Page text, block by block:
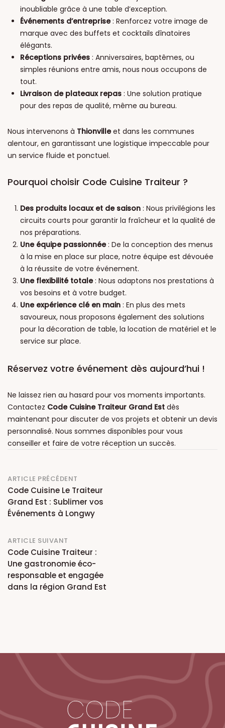
inoubliable grâce à une table d’exception.
Événements d’entreprise: Renforcez votre image de
marque avec des buffets et cocktails dînatoires
élégants.
Réceptions privées : Anniversaires, baptêmes, ou
simples réunions entre amis, nous nous occupons de
tout.
Livraison de plateaux repas : Une solution pratique
pour des repas de qualité, même au bureau.
Nous intervenons à Thionvilleet dans les communes
alentour, en garantissant une logistique impeccable pour
un service fluide et ponctuel.
Pourquoi choisir Code Cuisine Traiteur ?
Des produits locaux et de saison : Nous privilégions les
circuits courts pour garantir la fraîcheur et la qualité de
nos préparations.
Une équipe passionnée: De la conception des menus
à la mise en place sur place, notre équipe est dévouée
à la réussite de votre événement.
Une flexibilité totale: Nous adaptons nos prestations à
vos besoins et à votre budget.
Une expérience clé en main : En plus des mets
savoureux, nous proposons également des solutions
pour la décoration de table, la location de matériel et le
service sur place.
Réservez votre événement dès aujourd’hui !
Ne laissez rien au hasard pour vos moments importants.
Contactez Code Cuisine Traiteur Grand Est dès
maintenant pour discuter de vos projets et obtenir un devis
personnalisé. Nous sommes disponibles pour vous
conseiller et faire de votre réception un succès.
Post
navigation
ARTICLE PRÉCÉDENT
Code Cuisine Le Traiteur
Grand Est : Sublimer vos
Événements à Longwy
ARTICLE SUIVANT
Code Cuisine Traiteur :
Une gastronomie éco-
responsable et engagée
dans la région Grand Est